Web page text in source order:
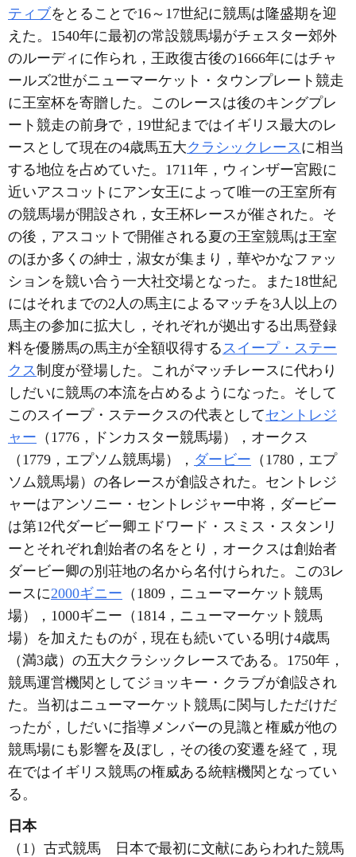
ティブをとることで16～17世紀に競馬は隆盛期を迎
えた。1540年に最初の常設競馬場がチェスター郊外
のルーディに作られ，王政復古後の1666年にはチャ
ールズ2世がニューマーケット・タウンプレート競走
に王室杯を寄贈した。このレースは後のキングプレ
ート競走の前身で，19世紀まではイギリス最大のレ
ースとして現在の4歳馬五大クラシックレースに相当
する地位を占めていた。1711年，ウィンザー宮殿に
近いアスコットにアン女王によって唯一の王室所有
の競馬場が開設され，女王杯レースが催された。そ
の後，アスコットで開催される夏の王室競馬は王室
のほか多くの紳士，淑女が集まり，華やかなファッ
ションを競い合う一大社交場となった。また18世紀
にはそれまでの2人の馬主によるマッチを3人以上の
馬主の参加に拡大し，それぞれが拠出する出馬登録
料を優勝馬の馬主が全額収得するスイープ・ステー
クス制度が登場した。これがマッチレースに代わり
しだいに競馬の本流を占めるようになった。そして
このスイープ・ステークスの代表としてセントレジ
ャー （1776，ドンカスター競馬場），オークス
（1779，エプソム競馬場）， ダービー （1780，エプ
ソム競馬場）の各レースが創設された。セントレジ
ャーはアンソニー・セントレジャー中将，ダービー
は第12代ダービー卿エドワード・スミス・スタンリ
ーとそれぞれ創始者の名をとり，オークスは創始者
ダービー卿の別荘地の名から名付けられた。この3レ
ースに2000ギニー （1809，ニューマーケット競馬
場），1000ギニー（1814，ニューマーケット競馬
場）を加えたものが，現在も続いている明け4歳馬
（満3歳）の五大クラシックレースである。1750年，
競馬運営機関としてジョッキー・クラブが創設され
た。当初はニューマーケット競馬に関与しただけだ
ったが，しだいに指導メンバーの見識と権威が他の
競馬場にも影響を及ぼし，その後の変遷を経て，現
在ではイギリス競馬の権威ある統轄機関となってい
る。
日本
（1）古式競馬 日本で最初に文献にあらわれた競馬